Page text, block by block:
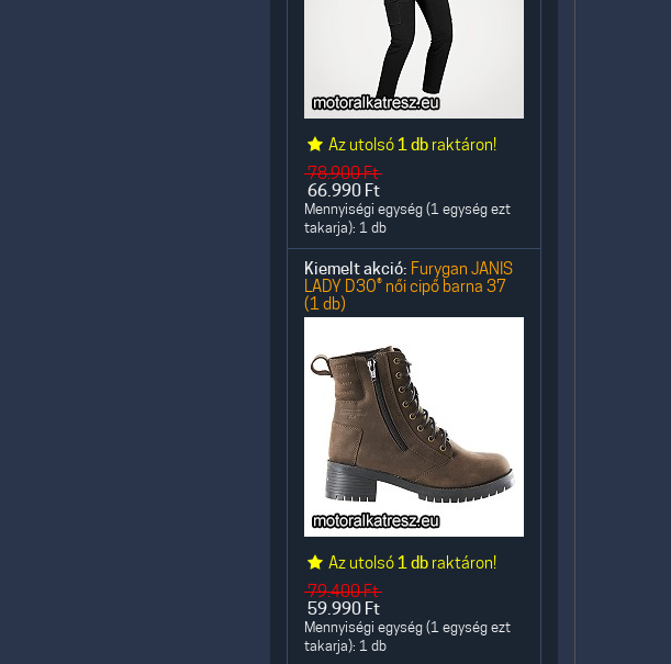
Az utolsó 1 db raktáron!
78.900Ft
66.990 Ft
Mennyiségi egység (1 egység ezt
takarja): 1 db
Kiemelt akció: Furygan JANIS
LADY D3O® női cipő barna 37
(1 db)
Az utolsó 1 db raktáron!
79.400Ft
59.990 Ft
Mennyiségi egység (1 egység ezt
takarja): 1 db